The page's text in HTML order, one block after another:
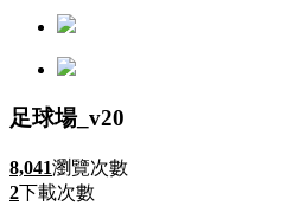
足球場_v20
8,041瀏覽次數
2下載次數